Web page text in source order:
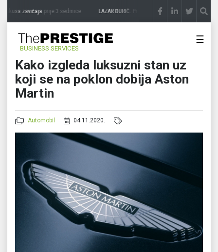
ukusa zavičajaprije 3 sedmice LAZAR ĐURIĆ: Promocija potencijal pretvara u
BUSINESS SERVICES
☰
Kako izgleda luksuzni stan uz
koji se na poklon dobija Aston
Martin
Automobil 04.11.2020.